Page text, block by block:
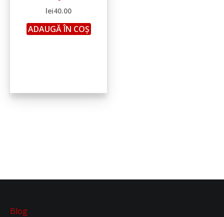
lei40.00
ADAUGĂ ÎN COȘ
Blog